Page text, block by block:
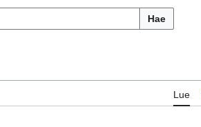
Hae
Lue